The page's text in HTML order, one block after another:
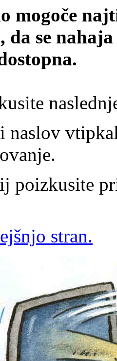
mogoče
da se
naslov
poizkusite
stran.